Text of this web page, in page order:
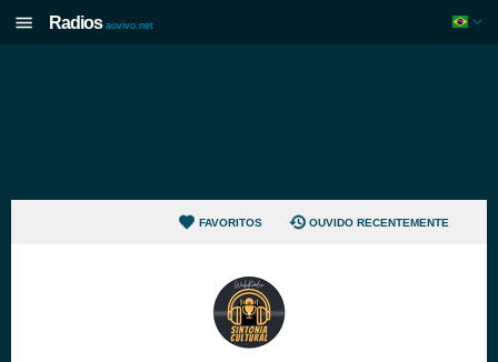
Radios aovivo.net
FAVORITOS OUVIDO RECENTEMENTE